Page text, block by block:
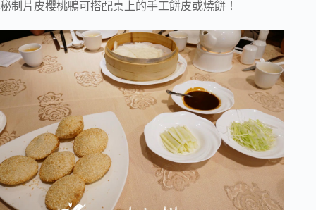
秘制片皮櫻桃鴨可搭配桌上的手工餅皮或燒餅！